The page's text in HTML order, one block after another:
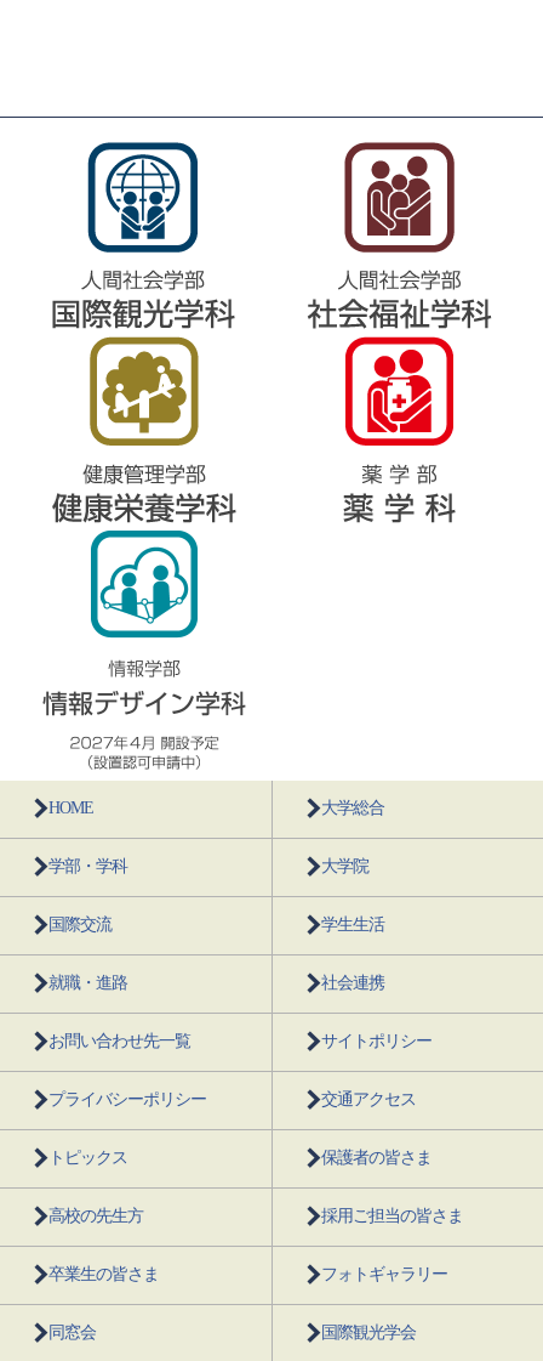
HOME 大学総合
学部・学科 大学院
国際交流 学生生活
就職・進路 社会連携
お問い合わせ先一覧 サイトポリシー
プライバシーポリシー 交通アクセス
トピックス 保護者の皆さま
高校の先生方 採用ご担当の皆さま
卒業生の皆さま フォトギャラリー
同窓会 国際観光学会